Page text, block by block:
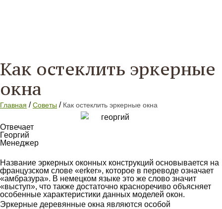
Как остеклить эркерные
окна
Главная / Советы / Как остеклить эркерные окна
Отвечает
Георгий
Менеджер
Название эркерных оконных конструкций основывается на
французском слове «erker», которое в переводе означает
«амбразура». В немецком языке это же слово значит
«выступ», что также достаточно красноречиво объясняет
особенные характеристики данных моделей окон.
Эркерные деревянные окна являются особой